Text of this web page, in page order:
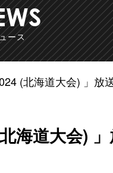
ース
(北海道大会) 」放
海道大会)